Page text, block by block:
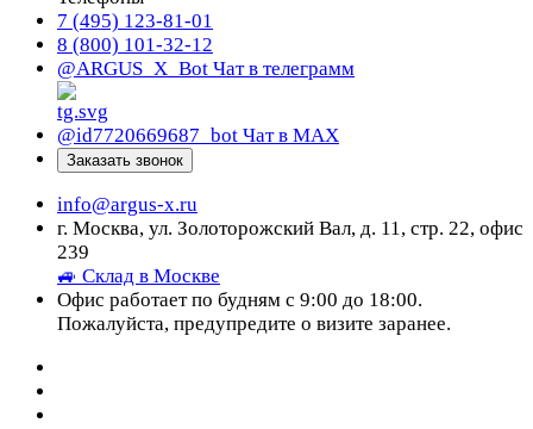
7 (495) 123-81-01
8 (800) 101-32-12
@ARGUS_X_Bot Чат в телеграмм
@id7720669687_bot Чат в МАХ
Заказать звонок
info@argus-x.ru
г. Москва, ул. Золоторожский Вал, д. 11, стр. 22, офис
239
🚙 Склад в Москве
Офис работает по будням с 9:00 до 18:00.
Пожалуйста, предупредите о визите заранее.